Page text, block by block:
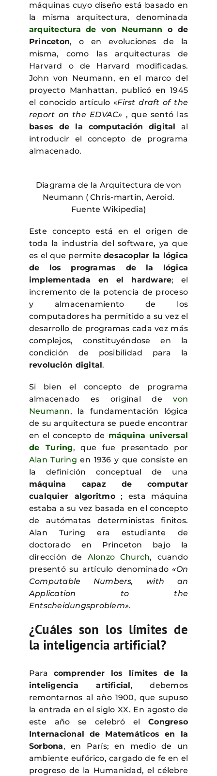
máquinas cuyo diseño está basado en
la misma arquitectura, denominada
arquitectura de von Neumann o de
Princeton, o en evoluciones de la
misma, como las arquitecturas de
Harvard o de Harvard modificadas.
John von Neumann, en el marco del
proyecto Manhattan, publicó en 1945
el conocido artículo «First draft of the
report on the EDVAC» , que sentó las
bases de la computación digital al
introducir el concepto de programa
almacenado.
Diagrama de la Arquitectura de von
Neumann ( Chris-martin, Aeroid.
Fuente Wikipedia)
Este concepto está en el origen de
toda la industria del software, ya que
es el que permitedesacoplar la lógica
de los programas de la lógica
implementada en el hardware; el
incremento de la potencia de proceso
y almacenamiento de los
computadores ha permitido a su vez el
desarrollo de programas cada vez más
complejos, constituyéndose en la
condición de posibilidad para la
revolución digital.
Si bien el concepto de programa
almacenado es original devon
Neumann, la fundamentación lógica
de su arquitectura se puede encontrar
en el concepto de máquina universal
de Turing, que fue presentado por
Alan Turing en 1936 y que consiste en
la definición conceptual de una
máquina capaz de computar
cualquier algoritmo; esta máquina
estaba a su vez basada en el concepto
de autómatas deterministas finitos.
Alan Turing era estudiante de
doctorado en Princeton bajo la
dirección de Alonzo Church, cuando
presentó su artículo denominado «On
Computable Numbers, with an
Application to the
Entscheidungsproblem».
¿Cuáles son los límites de
la inteligencia artificial?
Para comprender los límites de la
inteligencia artificial, debemos
remontarnos al año 1900, que supuso
la entrada en el siglo XX. En agosto de
este año se celebró elCongreso
Internacional de Matemáticos en la
Sorbona, en París; en medio de un
ambiente eufórico, cargado de fe en el
progreso de la Humanidad, el célebre